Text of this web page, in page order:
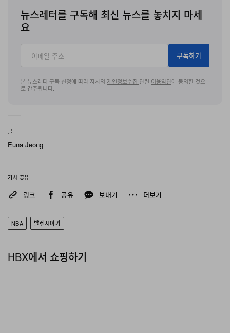
뉴스레터를 구독해 최신 뉴스를 놓치지 마세
요
구독하기
본 뉴스레터 구독 신청에 따라 자사의 개인정보수집 관련 이용약관에 동의한 것으
로 간주됩니다.
글
Euna Jeong
기사 공유
링크 공유 보내기 더보기
NBA 발렌시아가
HBX에서 쇼핑하기